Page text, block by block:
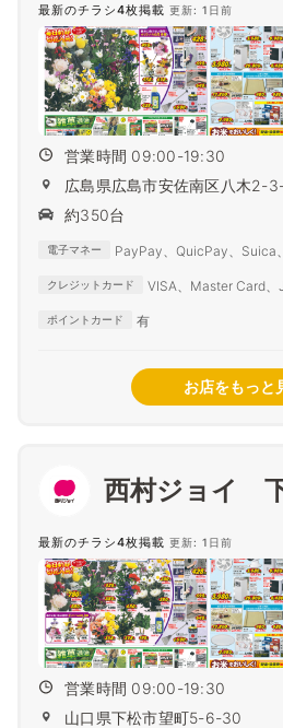
最新のチラシ4枚掲載 更新: 1日前
営業時間 09:00-19:30
広島県広島市安佐南区八木2-
約350台
電子マネー PayPay、QuicPay、Suica
クレジットカード
VISA、Master Card、
ポイントカード 有
お店をもっと
西村ジョイ
最新のチラシ4枚掲載 更新: 1日前
営業時間 09:00-19:30
山口県下松市望町5-6-30